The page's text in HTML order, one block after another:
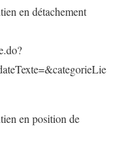
en détachement
en position de